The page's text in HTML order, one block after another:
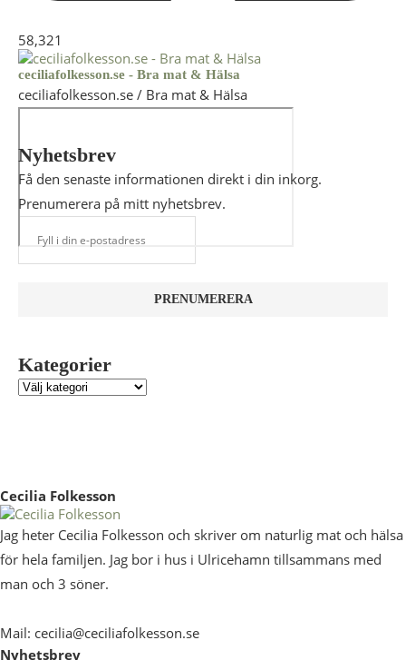
58,321
ceciliafolkesson.se - Bra mat & Hälsa
ceciliafolkesson.se / Bra mat & Hälsa
Nyhetsbrev
Få den senaste informationen direkt i din inkorg.
Prenumerera på mitt nyhetsbrev.
Kategorier
Cecilia Folkesson
Jag heter Cecilia Folkesson och skriver om naturlig mat och hälsa
för hela familjen. Jag bor i hus i Ulricehamn tillsammans med
man och 3 söner.
Mail: cecilia@ceciliafolkesson.se
Nyhetsbrev